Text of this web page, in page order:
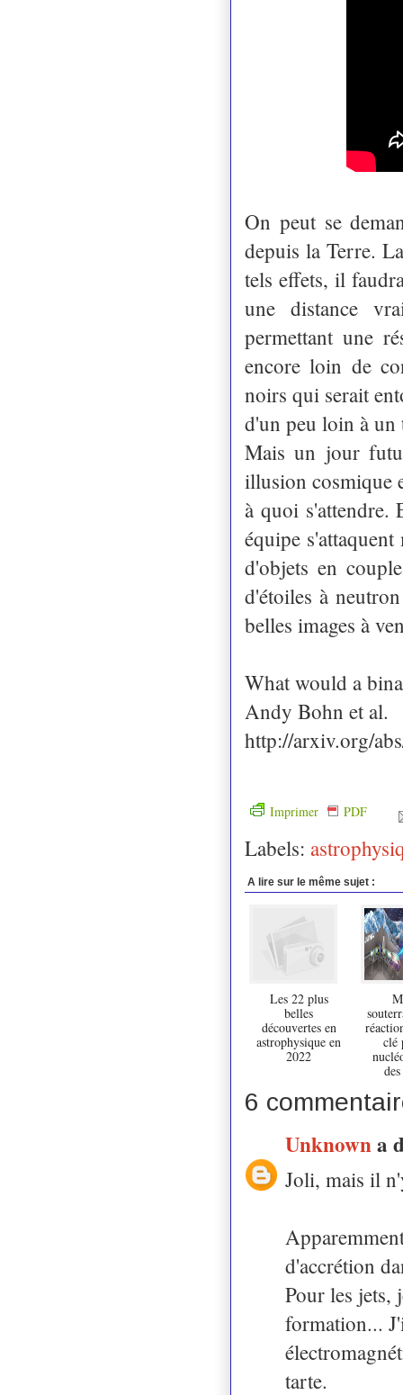
On peut se
depuis la Terre.
tels effets, il
une distance
permettant une
encore loin de
noirs qui serait
d'un peu loin à
Mais un jour
illusion cosmique
à quoi s'attendre.
équipe
d'objets en
d'étoiles à
belles images à
What would a
Andy Bohn et al.
http://arxiv.org/
Imprimer PDF
Labels:
A lire sur le même sujet :
Les 22 plus
belles
découvertes en
astrophysique en
2022
clé
6
Unknowna
Joli, mais il
d'accrétion
Pour les jets,
formation...
tarte.